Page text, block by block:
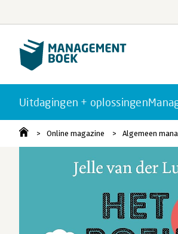
Uitdagingen + oplossingen
Online magazine Algemeen